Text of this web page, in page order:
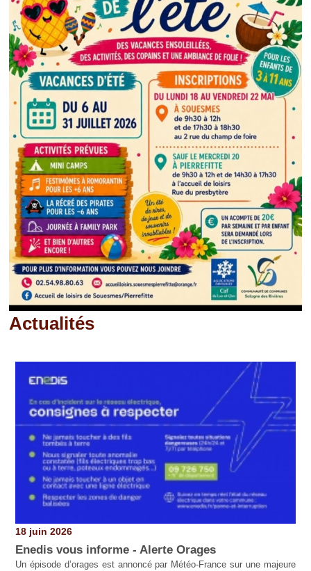
Actualités
18 juin 2026
Enedis vous informe - Alerte Orages
Un épisode d’orages est annoncé par Météo-France sur une majeure
Pages